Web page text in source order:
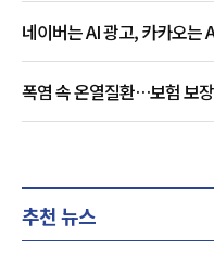
네이버는 AI 광고, 카카오는
폭염 속 온열질환…보험 보
추천 뉴스